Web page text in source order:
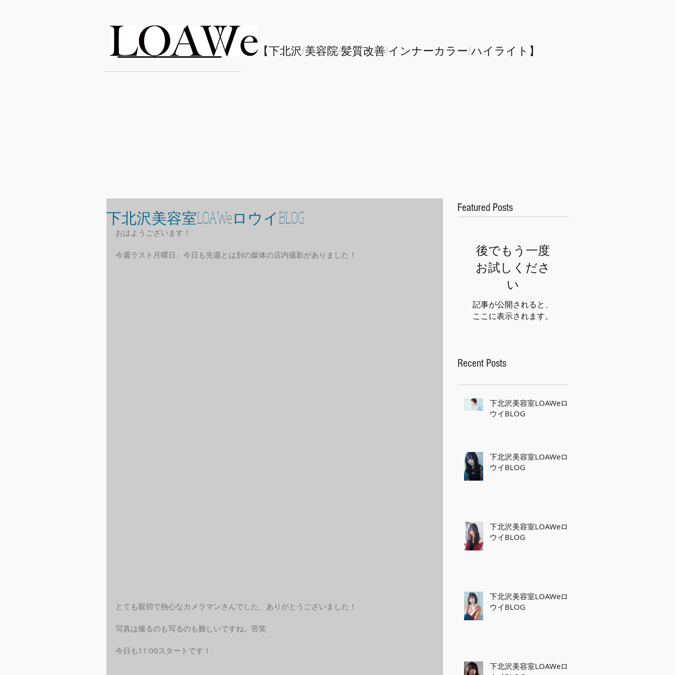
LOAWe ​【下北沢/美容院/髪質改善/インナーカラー/​ハイライト】
下北沢美容室LOAWeロウイBLOG
おはようございます！
今週ラスト月曜日、今日も先週とは別の媒体の店内撮影がありました！
とても親切で熱心なカメラマンさんでした、ありがとうございました！
写真は撮るのも写るのも難しいですね。苦笑
今日も11:00スタートです！
Featured Posts
後でもう一度
お試しくださ
い
記事が公開されると、
ここに表示されます。
Recent Posts
下北沢美容室LOAWeロ
ウイBLOG
下北沢美容室LOAWeロ
ウイBLOG
下北沢美容室LOAWeロ
ウイBLOG
下北沢美容室LOAWeロ
ウイBLOG
下北沢美容室LOAWeロ